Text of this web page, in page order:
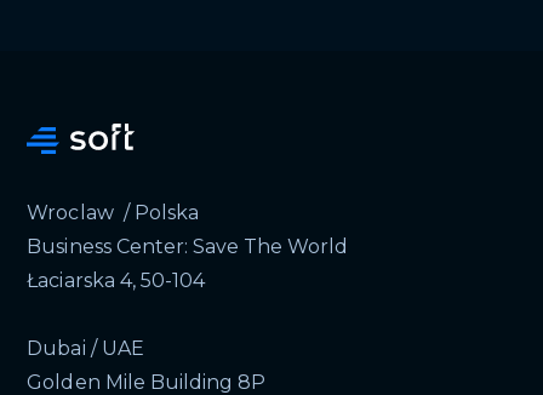
Wroclaw / Polska
Business Center: Save The World
Łaciarska 4, 50-104
Dubai / UAE
Golden Mile Building 8P